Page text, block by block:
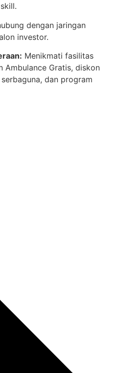
dengan jaringan
investor.
Menikmati fasilitas
Ambulance Gratis, diskon
dan program